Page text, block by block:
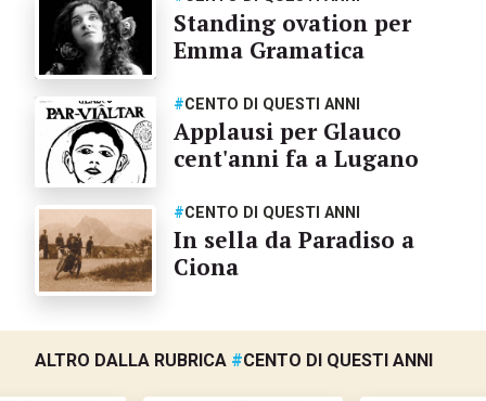
Standing ovation per
Emma Gramatica
#CENTO DI QUESTI ANNI
Applausi per Glauco
cent'anni fa a Lugano
#CENTO DI QUESTI ANNI
In sella da Paradiso a
Ciona
ALTRO DALLA RUBRICA #CENTO DI QUESTI ANNI